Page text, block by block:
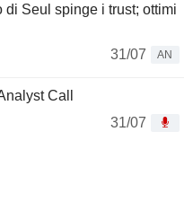
Seul spinge i trust; ottimi
31/07
AN
Call
31/07